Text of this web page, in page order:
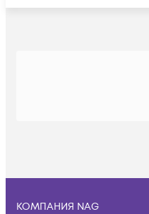
КОМПАНИЯ NAG